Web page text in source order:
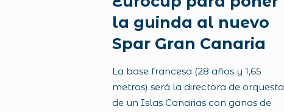
la guinda al nuevo
Spar Gran Canaria
La base francesa (28 años y 1,65
metros) será la directora de orquesta
de un Islas Canarias con ganas de